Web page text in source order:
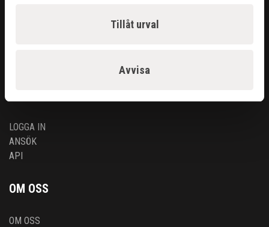
Tillåt urval
Avvisa
LOGGA IN
ANSÖK
API
OM OSS
OM OSS